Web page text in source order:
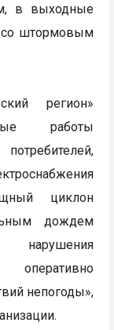
в выходные
штормовым
регион»
работы
циклон
дождем
нарушения
оперативно
непогоды»,